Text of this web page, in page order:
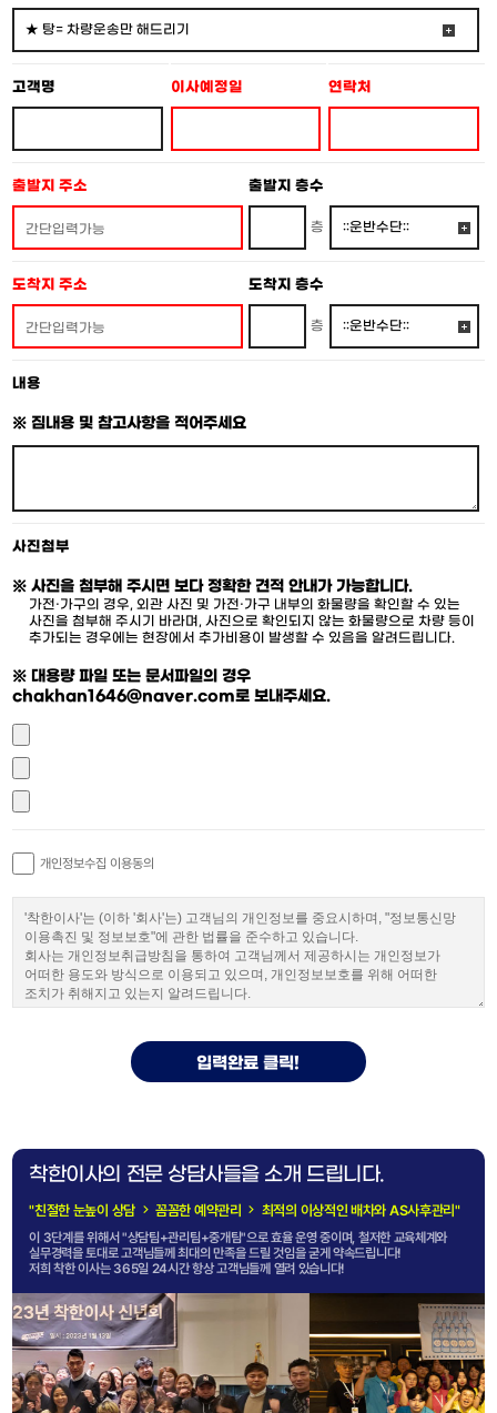
고객명 이사예정일 연락처
출발지 주소 출발지 층수
층
도착지 주소 도착지 층수
층
내용
※ 짐내용 및 참고사항을 적어주세요
사진첨부
※ 사진을 첨부해 주시면 보다 정확한 견적 안내가 가능합니다.
가전·가구의 경우, 외관 사진 및 가전·가구 내부의 화물량을 확인할 수 있는
사진을 첨부해 주시기 바라며, 사진으로 확인되지 않는 화물량으로 차량 등이
추가되는 경우에는 현장에서 추가비용이 발생할 수 있음을 알려드립니다.
※ 대용량 파일 또는 문서파일의 경우
chakhan1646@naver.com로 보내주세요.
개인정보수집 이용동의
착한이사의 전문 상담사들을 소개 드립니다.
"친절한 눈높이 상담 꼼꼼한 예약관리 최적의 이상적인 배차와 AS사후관리"
이 3단계를 위해서 "상담팀+관리팀+중개팀"으로 효율 운영 중이며, 철저한 교육체계와
실무경력을 토대로 고객님들께 최대의 만족을 드릴 것임을 굳게 약속드립니다!
저희 착한 이사는 365일 24시간 항상 고객님들께 열려 있습니다!